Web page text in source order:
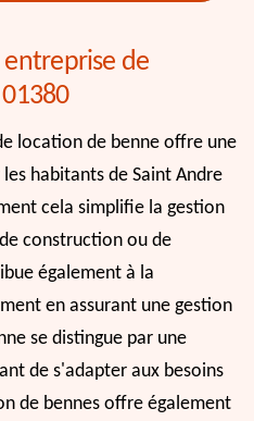
entreprise de
location de benne offre une
habitants de Saint Andre
cela simplifie la gestion
construction ou de
également à la
en assurant une gestion
se distingue par une
de s'adapter aux besoins
de bennes offre également